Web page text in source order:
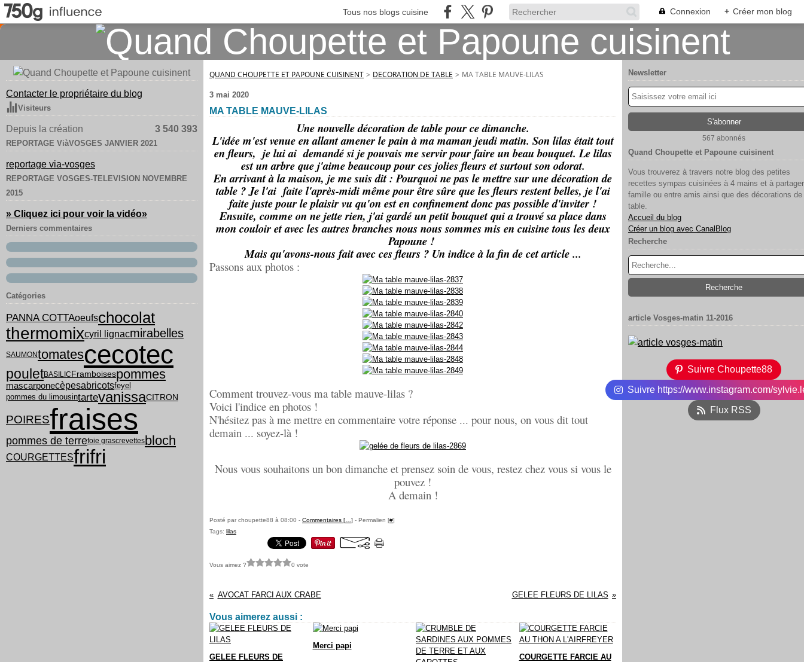
Tous nos blogs cuisine Connexion + Créer mon blog
Contacter le propriétaire du blog
Visiteurs
Depuis la création 3 540 393
REPORTAGE ViàVOSGES JANVIER 2021
reportage via-vosges
REPORTAGE VOSGES-TELEVISION NOVEMBRE
2015
» Cliquez ici pour voir la vidéo»
Derniers commentaires
Catégories
PANNA COTTAoeufschocolat
thermomixcyril lignacmirabelles
SAUMONtomatescecotec
pouletBASILIC Framboisespommes
mascarponecèpesabricotsfeyel
pommes du limousintartevanissaCITRON
POIRESfraises
pommes de terrefoie grascrevettesbloch
COURGETTESfrifri
QUAND CHOUPETTE ET PAPOUNE CUISINENT > DECORATION DE TABLE > MA TABLE MAUVE-LILAS
3 mai 2020
MA TABLE MAUVE-LILAS
Une nouvelle décoration de table pour ce dimanche.
L'idée m'est venue en allant amener le pain à ma maman jeudi matin. Son lilas était tout
en fleurs, je lui ai demandé si je pouvais me servir pour faire un beau bouquet. Le lilas
est un arbre que j'aime beaucoup pour ces jolies fleurs et surtout son odorat.
En arrivant à la maison, je me suis dit : Pourquoi ne pas le mettre sur une décoration de
table ? Je l'ai faite l'après-midi même pour être sûre que les fleurs restent belles, je l'ai
faite juste pour le plaisir vu qu'on est en confinement donc pas possible d'inviter !
Ensuite, comme on ne jette rien, j'ai gardé un petit bouquet qui a trouvé sa place dans
mon couloir et avec les autres branches nous nous sommes mis en cuisine tous les deux
Papoune !
Mais qu'avons-nous fait avec ces fleurs ? Un indice à la fin de cet article ...
Passons aux photos :
Comment trouvez-vous ma table mauve-lilas ?
Voici l'indice en photos !
N'hésitez pas à me mettre en commentaire votre réponse ... pour nous, on vous dit tout
demain ... soyez-là !
Nous vous souhaitons un bon dimanche et prensez soin de vous, restez chez vous si vous le
pouvez !
A demain !
Posté par choupette88 à 08:00 - Commentaires [ ] - Permalien [#]
Tags: lilas
Vous aimez ? 0 vote
AVOCAT FARCI AUX CRABE GELEE FLEURS DE LILAS
Vous aimerez aussi :
GELEE FLEURS DE
Merci papi
COURGETTE FARCIE AU
Newsletter
567 abonnés
Quand Choupette et Papoune cuisinent
Vous trouverez à travers notre blog des petites
recettes sympas cuisinées à 4 mains et à
famille ou entre amis ainsi que des décorations de
table.
Accueil du blog
Créer un blog avec CanalBlog
Recherche
article Vosges-matin 11-2016
Suivre Choupette88
Suivre https://www.instagram.com/
Flux RSS